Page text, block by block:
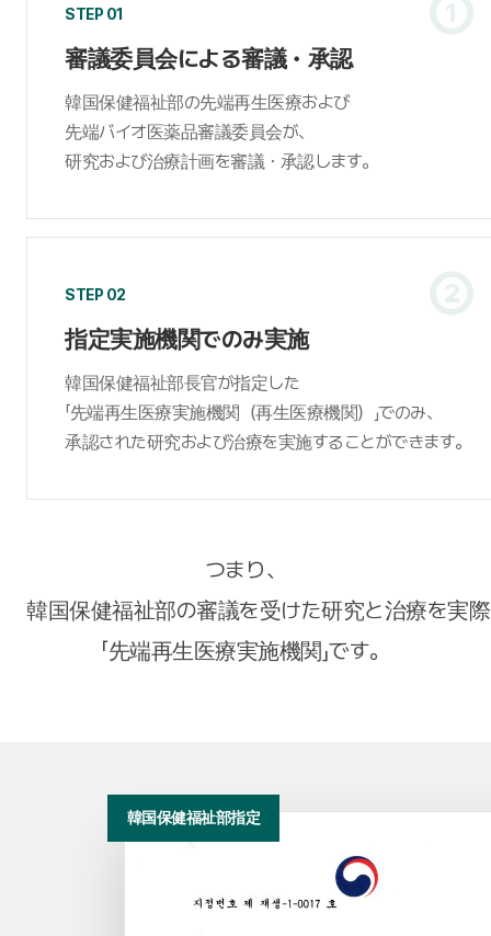
STEP 01
審議委員会による審議・承認
韓国保健福祉部の先端再生医療および
先端バイオ医薬品審議委員会が、
研究および治療計画を審議・承認します。
STEP 02
指定実施機関でのみ実施
韓国保健福祉部長官が指定した
「先端再生医療実施機関（再生医療機関）」でのみ、
承認された研究および治療を実施することができます。
つまり、
韓国保健福祉部の審議を受けた研究と治療を実
「先端再生医療実施機関」です。
韓国保健福祉部指定